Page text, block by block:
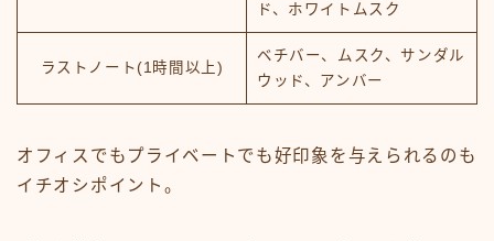
ド、ホワイトムスク
ラストノート(1時間以上)
ベチバー、ムスク、サンダル
ウッド、アンバー
オフィスでもプライベートでも好印象を与えられるのも
イチオシポイント。